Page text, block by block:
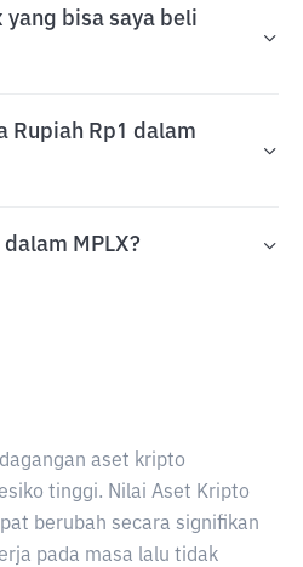
bisa saya beli
Rupiah Rp1 dalam
MPLX?
aset kripto
tinggi. Nilai Aset Kripto
berubah secara signifikan
pada masa lalu tidak